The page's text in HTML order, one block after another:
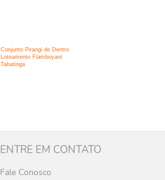
Conjunto Pirangi de Dentro
Loteamento Flamboyant
Tabatinga
ENTRE EM CONTATO
Fale Conosco